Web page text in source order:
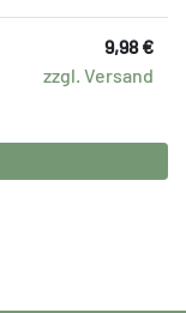
9,98 €
zzgl. Versand